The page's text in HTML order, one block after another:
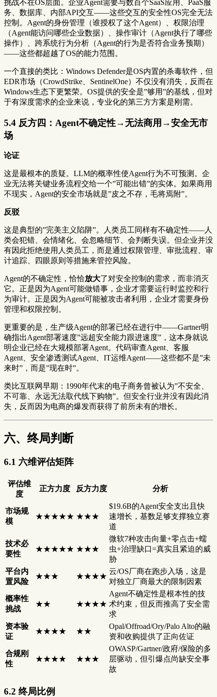
挑战不在OS层面。企业Agent需要与数百个SaaS应用、PaaS服
务、数据库、内部API交互——这些交互的安全性OS完全无法
控制。Agent的身份管理（谁授权了这个Agent）、权限治理
（Agent能访问哪些企业数据）、操作审计（Agent执行了哪些
操作）、跨系统行为分析（Agent的行为是否符合业务预期）
——这些都超越了OS的能力范围。
一个直接的类比：Windows Defender是OS内置的杀毒软件，但
EDR市场（CrowdStrike、SentinelOne）不仅没有消失，反而在
Windows生态下更繁荣。OS提供的安全是”够用”的基线，但对
于有深度需求的企业来说，专业化的第三方方案是刚需。
5.4 反方四：Agent不确定性→无法商用→安全无市
场
论证
这是最根本的质疑。LLM的概率性使Agent行为不可预测。企
业无法将关键业务流程交给一个”可能出错”的实体。如果商用
不现实，Agent的安全市场就是”皮之不存，毛将焉附”。
反驳
这是典型的”完美主义陷阱”。人类员工同样有不确定性——人
类会犯错、会情绪化、会忽略细节、会判断失误。但企业并没
有因此拒绝使用人类员工，而是通过权限管理、审批流程、审
计追踪、四眼原则等措施来管控风险。
Agent的不确定性，恰恰放大了对安全控制的需求，而非消灭
它。正是因为Agent可能做错事，企业才需要运行时监控和行
为审计。正是因为Agent可能被攻击者利用，企业才需要身份
管理和权限控制。
更重要的是，生产级Agent的部署已经在进行中——Gartner明
确指出Agent部署速度”远超安全能力跟进速度”，这本身就说
明企业已经在大规模部署Agent。代码审查Agent、客服
Agent、安全渗透测试Agent、IT运维Agent——这些都不是”未
来时”，而是”现在时”。
类比互联网早期：1990年代末的电子商务曾被认为”不安全、
不可靠、永远无法取代线下购物”。但安全行业并没有因此消
失，反而因为电商的爆发而获得了前所未有的增长。
六、终局判断
6.1 六维评估矩阵
评估维
度
正方力度 反方力度 分析
市场规
模
★★★★★ ★★★
$19.6B的Agent安全支出且快
速增长，基数足够支撑独立赛
道
技术必
要性
★★★★★ ★★★
微软7种攻击向量+零点击+蠕
虫+治理缺口=真实且紧迫的威
胁
平台内
置风险
★★★ ★★★★
云/OS厂商在跑步入场，这是
对独立厂商最大的限制因素
概率性
挑战
★★ ★★★★
Agent不确定性是根本性的技
术约束，但反而推高了安全需
求
资本验
证
★★★★ ★★
Opal/Offroad/Ory/Palo Alto的融
资和收购提供了正向佐证
合规刚
性
★★★★ ★★★
OWASP/Gartner/政府/保险的多
层驱动，但引爆点尚缺安全事
故
6.2 终局比例